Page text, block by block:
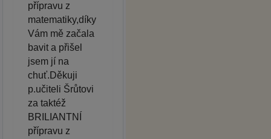
přípravu z
matematiky,díky
Vám mě začala
bavit a přišel
jsem jí na
chuť.Děkuji
p.učiteli Šrůtovi
za taktéž
BRILIANTNÍ
přípravu z